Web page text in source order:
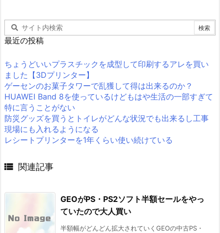
最近の投稿
ちょうどいいプラスチックを成型して印刷するアレを買い
ました【3Dプリンター】
ゲーセンのお菓子タワーで乱獲して得は出来るのか？
HUAWEI Band 8を使っているけどもはや生活の一部すぎて
特に言うことがない
防災グッズを買うとトイレがどんな状況でも出来るし工事
現場にも入れるようになる
レシートプリンターを1年くらい使い続けている
 関連記事
GEOがPS・PS2ソフト半額セールをやっ
ていたので大人買い
半額幅がどんどん拡大されていくGEOの中古PS・